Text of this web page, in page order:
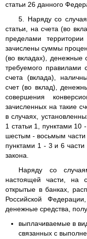
статьи 26 данного
5. Наряду со
статьи, на счета (во
пределами
зачислены суммы
(во вкладах), денежные
требуемого правилами
счета (вклада),
счет (во вклад),
совершения
зачисленных на такие
в случаях,
1 статьи 1, пунктами 10
шестым - восьмым части
пунктами 1 - 3 и 6
закона.
Наряду со
настоящей части, на
открытые в банках,
Российской
денежные средства,
выплачиваемые в
связанных с